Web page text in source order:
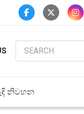
Search
නිවහන